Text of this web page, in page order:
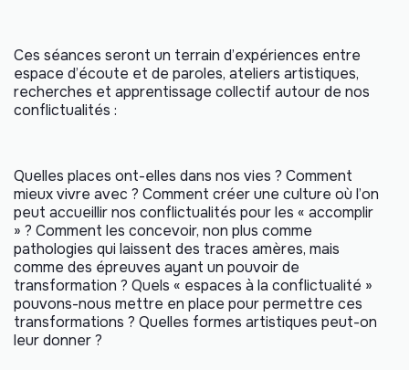
Ces séances seront un terrain d’expériences entre
espace d’écoute et de paroles, ateliers artistiques,
recherches et apprentissage collectif autour de nos
conflictualités :
Quelles places ont-elles dans nos vies ? Comment
mieux vivre avec ? Comment créer une culture où l’on
peut accueillir nos conflictualités pour les « accomplir
» ? Comment les concevoir, non plus comme
pathologies qui laissent des traces amères, mais
comme des épreuves ayant un pouvoir de
transformation ? Quels « espaces à la conflictualité »
pouvons-nous mettre en place pour permettre ces
transformations ? Quelles formes artistiques peut-on
leur donner ?